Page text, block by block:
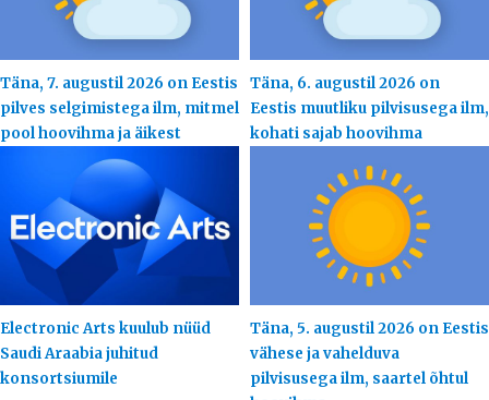
Täna, 7. augustil 2026 on Eestis
pilves selgimistega ilm, mitmel
pool hoovihma ja äikest
Täna, 6. augustil 2026 on
Eestis muutliku pilvisusega ilm,
kohati sajab hoovihma
Electronic Arts kuulub nüüd
Saudi Araabia juhitud
konsortsiumile
Täna, 5. augustil 2026 on Eestis
vähese ja vahelduva
pilvisusega ilm, saartel õhtul